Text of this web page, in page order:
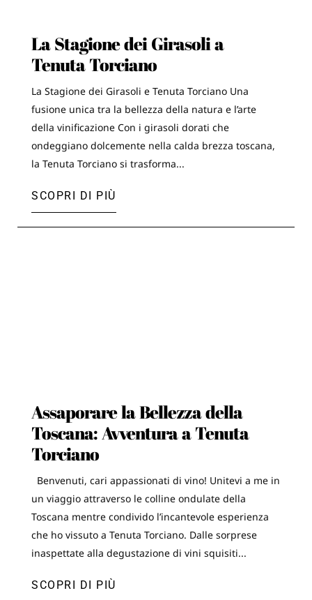
La Stagione dei Girasoli a
Tenuta Torciano
La Stagione dei Girasoli e Tenuta Torciano Una
fusione unica tra la bellezza della natura e l’arte
della vinificazione Con i girasoli dorati che
ondeggiano dolcemente nella calda brezza toscana,
la Tenuta Torciano si trasforma...
SCOPRI DI PIÙ
Assaporare la Bellezza della
Toscana: Avventura a Tenuta
Torciano
Benvenuti, cari appassionati di vino! Unitevi a me in
un viaggio attraverso le colline ondulate della
Toscana mentre condivido l’incantevole esperienza
che ho vissuto a Tenuta Torciano. Dalle sorprese
inaspettate alla degustazione di vini squisiti...
SCOPRI DI PIÙ